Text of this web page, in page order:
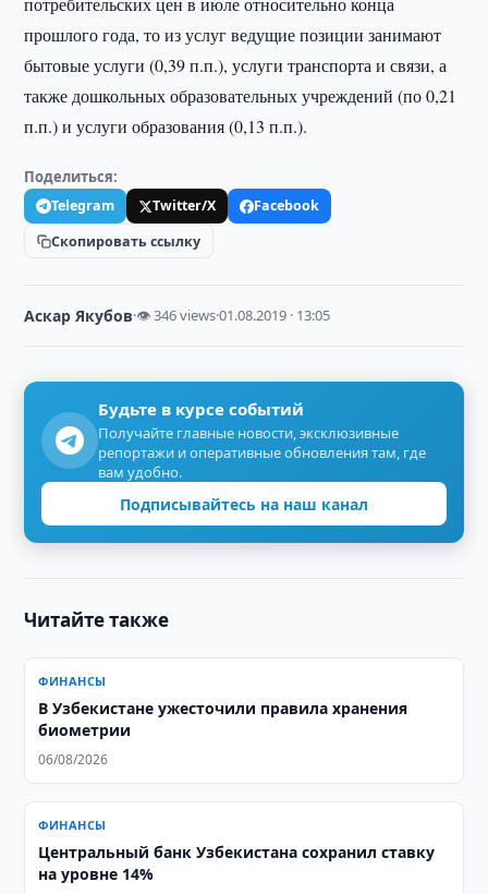
прошлого года, то из услуг ведущие позиции занимают
бытовые услуги (0,39 п.п.), услуги транспорта и связи, а
также дошкольных образовательных учреждений (по 0,21
п.п.) и услуги образования (0,13 п.п.).
Поделиться:
Telegram Twitter/X
Facebook
Скопировать ссылку
Аскар Якубов·👁 346 views·01.08.2019 · 13:05
Будьте в курсе событий
Получайте главные новости, эксклюзивные
репортажи и оперативные обновления там, где
вам удобно.
Подписывайтесь на наш канал
Читайте также
ФИНАНСЫ
В Узбекистане ужесточили правила хранения
биометрии
06/08/2026
ФИНАНСЫ
Центральный банк Узбекистана сохранил ставку
на уровне 14%